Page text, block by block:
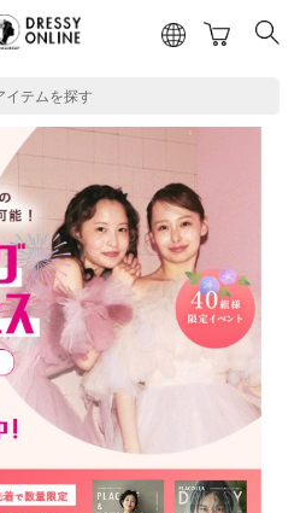
イテムを探す